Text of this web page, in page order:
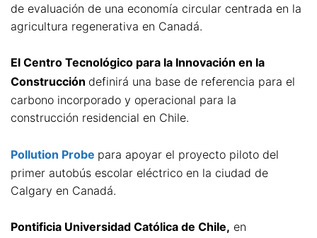
de evaluación de una economía circular centrada en la
agricultura regenerativa en Canadá.
El Centro Tecnológico para la Innovación en la
Construcción definirá una base de referencia para el
carbono incorporado y operacional para la
construcción residencial en Chile.
Pollution Probe para apoyar el proyecto piloto del
primer autobús escolar eléctrico en la ciudad de
Calgary en Canadá.
Pontificia Universidad Católica de Chile, en